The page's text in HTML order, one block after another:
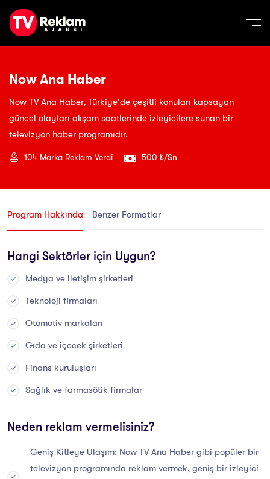
Now Ana Haber
Now TV Ana Haber, Türkiye'de çeşitli konuları kapsayan
güncel olayları akşam saatlerinde izleyicilere sunan bir
televizyon haber programıdır.
104 Marka Reklam Verdi 500 ₺/Sn
Program Hakkında Benzer Formatlar
Hangi Sektörler için Uygun?
Medya ve iletişim şirketleri
Teknoloji firmaları
Otomotiv markaları
Gıda ve içecek şirketleri
Finans kuruluşları
Sağlık ve farmasötik firmalar
Neden reklam vermelisiniz?
Geniş Kitleye Ulaşım: Now TV Ana Haber gibi popüler bir
televizyon programında reklam vermek, geniş bir izleyici